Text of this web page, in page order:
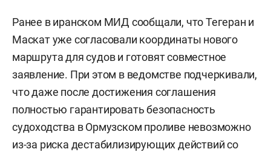
Ранее в иранском МИД сообщали, что Тегеран и
Маскат уже согласовали координаты нового
маршрута для судов и готовят совместное
заявление. При этом в ведомстве подчеркивали,
что даже после достижения соглашения
полностью гарантировать безопасность
судоходства в Ормузском проливе невозможно
из-за риска дестабилизирующих действий со